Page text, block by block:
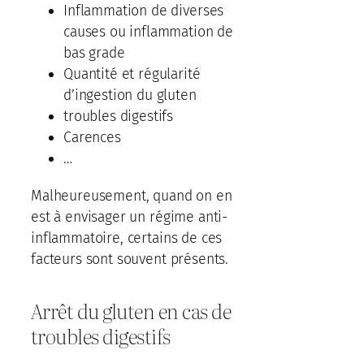
Inflammation de diverses
causes ou inflammation de
bas grade
Quantité et régularité
d’ingestion du gluten
troubles digestifs
Carences
…
Malheureusement, quand on en
est à envisager un régime anti-
inflammatoire, certains de ces
facteurs sont souvent présents.
Arrêt du gluten en cas de
troubles digestifs